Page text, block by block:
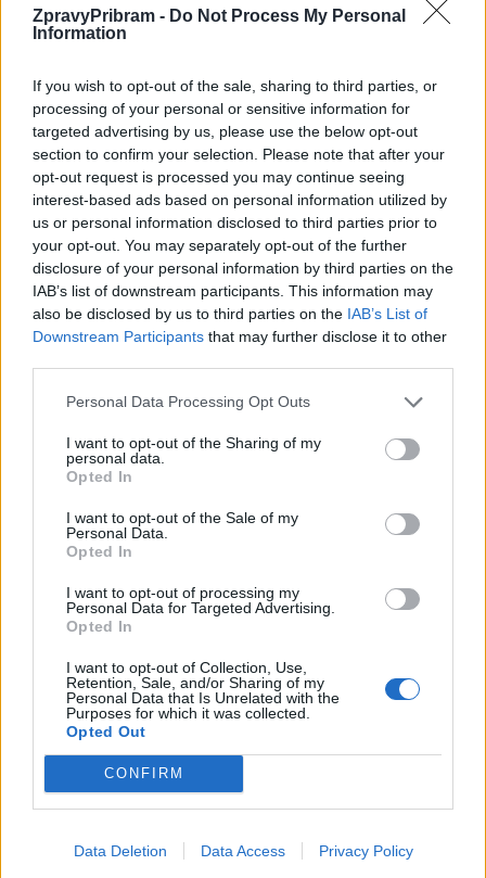
ZpravyPribram - Do Not Process My Personal
Information
If you wish to opt-out of the sale, sharing to third parties, or
processing of your personal or sensitive information for
targeted advertising by us, please use the below opt-out
section to confirm your selection. Please note that after your
opt-out request is processed you may continue seeing
interest-based ads based on personal information utilized by
us or personal information disclosed to third parties prior to
your opt-out. You may separately opt-out of the further
disclosure of your personal information by third parties on the
IAB’s list of downstream participants. This information may
also be disclosed by us to third parties on the IAB’s List of
Downstream Participants that may further disclose it to other
Personal Data Processing Opt Outs
I want to opt-out of the Sharing of my
personal data.
Opted In
I want to opt-out of the Sale of my
Personal Data.
Opted In
I want to opt-out of processing my
Personal Data for Targeted Advertising.
Opted In
I want to opt-out of Collection, Use,
Retention, Sale, and/or Sharing of my
Personal Data that Is Unrelated with the
Purposes for which it was collected.
Opted Out
CONFIRM
Data Deletion Data Access Privacy Policy
Komentáře
TAGY běh hasiči Příbram šalmaj Svatá Hora
Předchozí článek
Podplukovník Jaromír Evan
131. dělostřeleckého oddílu
Následující článek
Michael Beran
SOUVISEJÍCÍ ČLÁNKY
VÍCE OD AUTORA
Zpravodajství
Většina koupališť na Příbramsku nabízí
výborné podmínky. Horší voda je jen na
Živohošti
Příbram modernizuje parkovací automaty.